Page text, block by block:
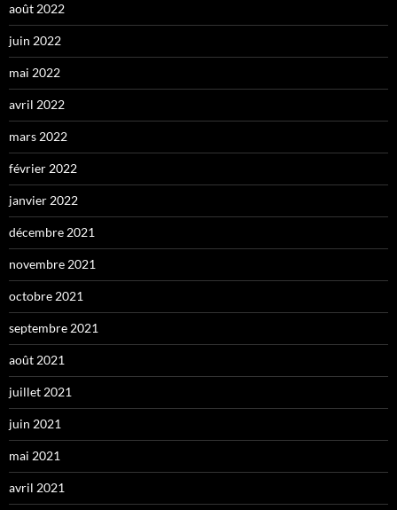
août 2022
juin 2022
mai 2022
avril 2022
mars 2022
février 2022
janvier 2022
décembre 2021
novembre 2021
octobre 2021
septembre 2021
août 2021
juillet 2021
juin 2021
mai 2021
avril 2021